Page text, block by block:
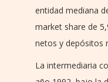
entidad mediana
market share de
netos y depósitos
La intermediaria